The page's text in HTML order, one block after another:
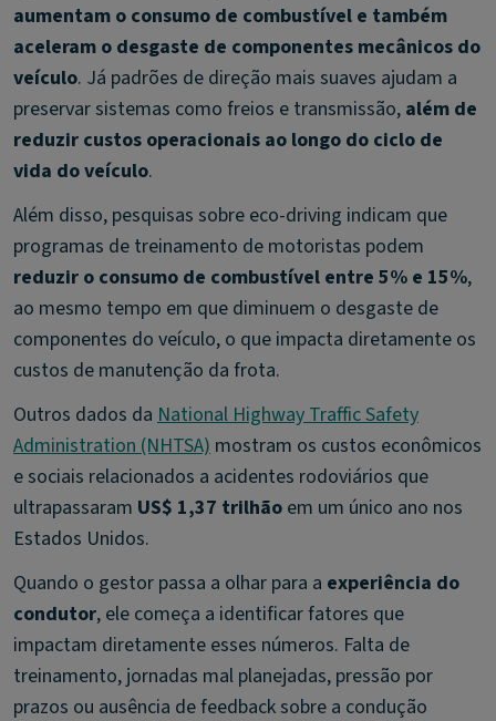
aumentam o consumo de combustível e também
aceleram o desgaste de componentes mecânicos do
veículo. Já padrões de direção mais suaves ajudam a
preservar sistemas como freios e transmissão, além de
reduzir custos operacionais ao longo do ciclo de
vida do veículo.
Além disso, pesquisas sobre eco-driving indicam que
programas de treinamento de motoristas podem
reduzir o consumo de combustível entre 5% e 15%,
ao mesmo tempo em que diminuem o desgaste de
componentes do veículo, o que impacta diretamente os
custos de manutenção da frota.
Outros dados da National Highway Traffic Safety
Administration (NHTSA) mostram os custos econômicos
e sociais relacionados a acidentes rodoviários que
ultrapassaram US$ 1,37 trilhão em um único ano nos
Estados Unidos.
Quando o gestor passa a olhar para a experiência do
condutor, ele começa a identificar fatores que
impactam diretamente esses números. Falta de
treinamento, jornadas mal planejadas, pressão por
prazos ou ausência de feedback sobre a condução